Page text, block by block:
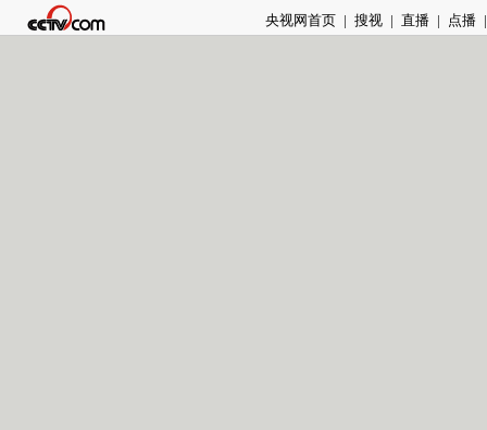
央视网首页 | 搜视 | 直播 | 点播 |